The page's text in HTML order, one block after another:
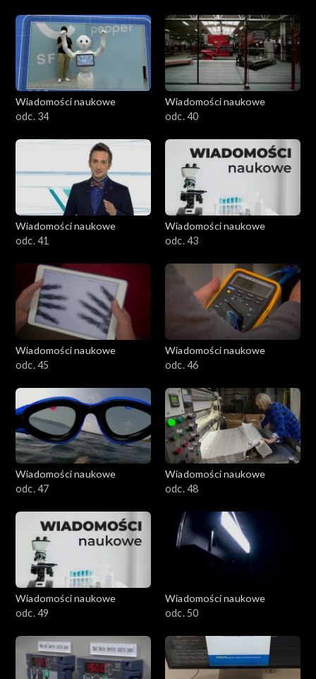
Wiadomości naukowe
odc. 34
Wiadomości naukowe
odc. 40
Wiadomości naukowe
odc. 41
Wiadomości naukowe
odc. 43
Wiadomości naukowe
odc. 45
Wiadomości naukowe
odc. 46
Wiadomości naukowe
odc. 47
Wiadomości naukowe
odc. 48
Wiadomości naukowe
odc. 49
Wiadomości naukowe
odc. 50